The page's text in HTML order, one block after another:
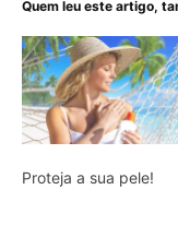
Quem leu este artigo,
Proteja a sua pele!